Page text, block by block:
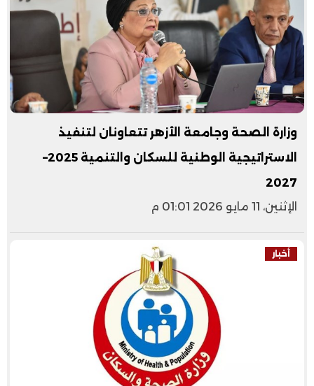
وزارة الصحة وجامعة الأزهر تتعاونان لتنفيذ
الاستراتيجية الوطنية للسكان والتنمية 2025–
2027
الإثنين، 11 مايو 2026 01:01 م
أخبار